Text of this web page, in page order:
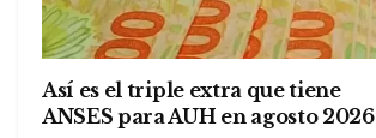
Así es el triple extra que tiene
ANSES para AUH en agosto 2026